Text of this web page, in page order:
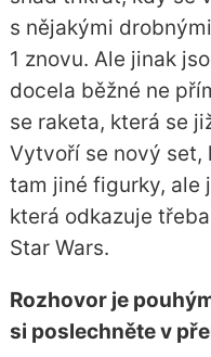
s nějakými
1 znovu. Ale jinak
docela běžné ne
se raketa, která se
Vytvoří se nový set,
tam jiné figurky, ale
která odkazuje
Star Wars.
Rozhovor je
si poslechněte v